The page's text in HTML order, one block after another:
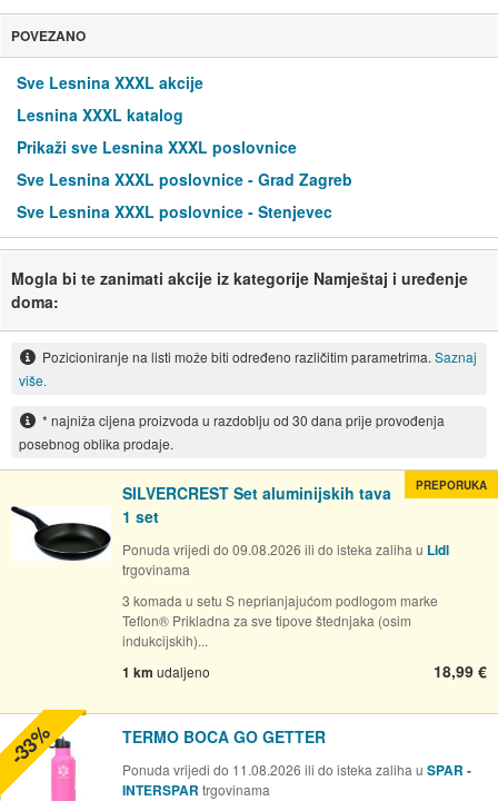
POVEZANO
Sve Lesnina XXXL akcije
Lesnina XXXL katalog
Prikaži sve Lesnina XXXL poslovnice
Sve Lesnina XXXL poslovnice - Grad Zagreb
Sve Lesnina XXXL poslovnice - Stenjevec
Mogla bi te zanimati akcije iz kategorije Namještaj i uređenje
doma:
Pozicioniranje na listi može biti određeno različitim parametrima. Saznaj
više.
* najniža cijena proizvoda u razdoblju od 30 dana prije provođenja
posebnog oblika prodaje.
SILVERCREST Set aluminijskih tava
1 set
Ponuda vrijedi do 09.08.2026 ili do isteka zaliha u Lidl
trgovinama
3 komada u setu S neprianjajućom podlogom marke
Teflon® Prikladna za sve tipove štednjaka (osim
indukcijskih)...
1 km udaljeno 18,99 €
PREPORUKA
TERMO BOCA GO GETTER
Ponuda vrijedi do 11.08.2026 ili do isteka zaliha u SPAR -
INTERSPAR trgovinama
-33%